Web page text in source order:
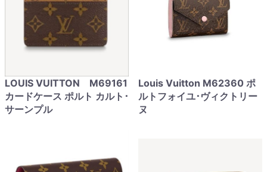
LOUIS VUITTON M69161
カードケース ポルト カルト･
サーンプル
Louis Vuitton M62360 ポ
ルトフォイユ･ヴィクトリー
ヌ